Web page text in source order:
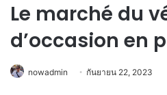
Le marché du
d’occasion en
nowadmin กันยายน 22, 2023